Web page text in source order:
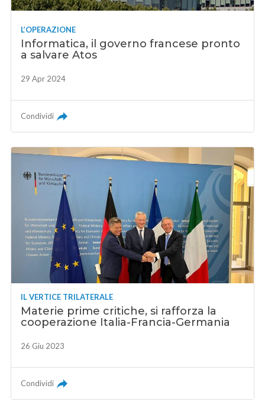
L’OPERAZIONE
Informatica, il governo francese pronto
a salvare Atos
29 Apr 2024
Condividi
IL VERTICE TRILATERALE
Materie prime critiche, si rafforza la
cooperazione Italia-Francia-Germania
26 Giu 2023
Condividi